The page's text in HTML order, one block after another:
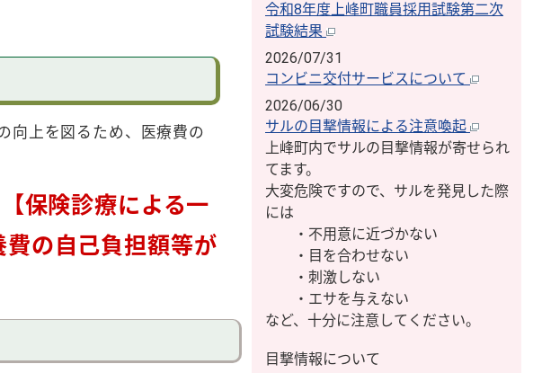
向上を図るため、医療費の
保険診療による一
の自己負担額等が
令和8年度上峰町職員採用試験第二次
試験結果
2026/07/31
コンビニ交付サービスについて
2026/06/30
サルの目撃情報による注意喚起
上峰町内でサルの目撃情報が寄せられ
てます。
大変危険ですので、サルを発見した際
には
・不用意に近づかない
・目を合わせない
・刺激しない
・エサを与えない
など、十分に注意してください。
目撃情報について